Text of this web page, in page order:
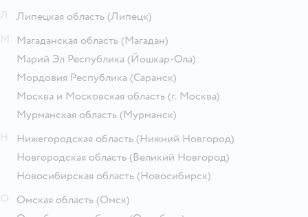
Липецкая область (Липецк)
Магаданская область (Магадан)
Марий Эл Республика (Йошкар-Ола)
Мордовия Республика (Саранск)
Москва и Московская область (г. Москва)
Мурманская область (Мурманск)
Нижегородская область (Нижний Новгород)
Новгородская область (Великий Новгород)
Новосибирская область (Новосибирск)
Омская область (Омск)